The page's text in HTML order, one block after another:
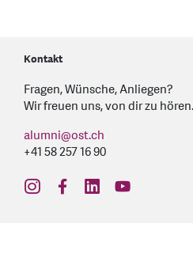
Kontakt
Fragen, Wünsche, Anliegen?
Wir freuen uns, von dir zu hören.
alumni@ost.ch
+41 58 257 16 90
find us on: instagram
find us on:
find us on:
find us